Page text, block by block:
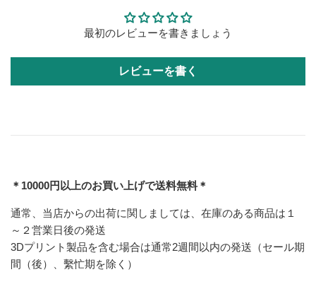
最初のレビューを書きましょう
レビューを書く
＊10000円以上のお買い上げで送料無料＊
通常、当店からの出荷に関しましては、在庫のある商品は１
～２営業日後の発送
3Dプリント製品を含む場合は通常2週間以内の発送（セール期
間（後）、繫忙期を除く）